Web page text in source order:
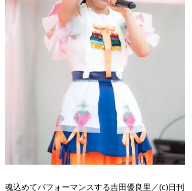
魂込めてパフォーマンスする吉田優良里／(c)日刊